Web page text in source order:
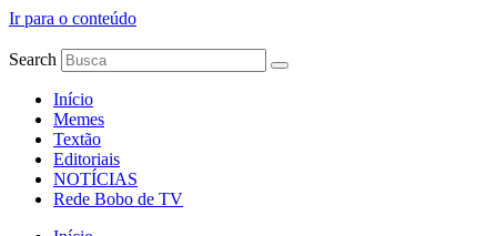
Ir para o conteúdo
Search
Início
Memes
Textão
Editoriais
NOTÍCIAS
Rede Bobo de TV